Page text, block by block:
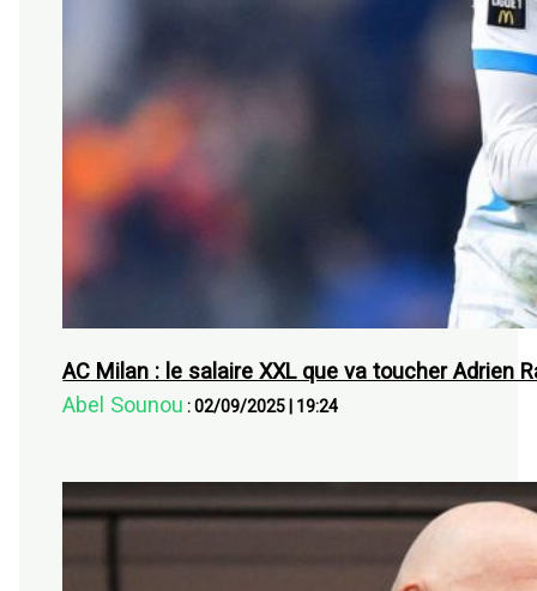
AC Milan : le salaire XXL que va toucher Adrien
Abel Sounou :02/09/2025 19:24